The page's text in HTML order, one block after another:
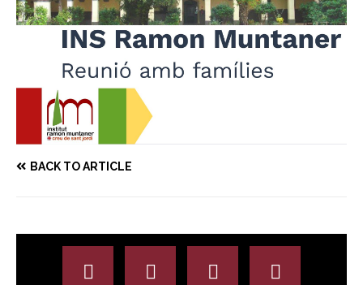
BACK TO ARTICLE